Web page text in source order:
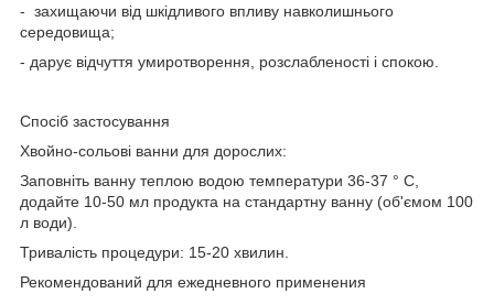
- захищаючи від шкідливого впливу навколишнього
середовища;
- дарує відчуття умиротворення, розслабленості і спокою.
Спосіб застосування
Хвойно-сольові ванни для дорослих:
Заповніть ванну теплою водою температури 36-37 ° С,
додайте 10-50 мл продукта на стандартну ванну (об'ємом 100
л води).
Тривалість процедури: 15-20 хвилин.
Рекомендований для ежедневного применения